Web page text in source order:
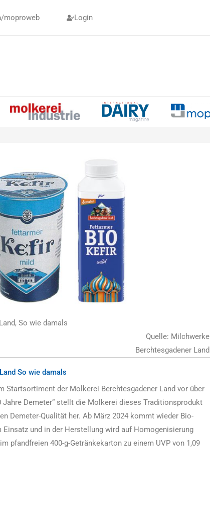
moproweb Login
So wie damals
Quelle: Milchwerke
Berchtesgadener Land
So wie damals
Startsortiment der Molkerei Berchtesgadener Land vor über
Jahre Demeter“ stellt die Molkerei dieses Traditionsprodukt
Demeter-Qualität her. Ab März 2024 kommt wieder Bio-
und in der Herstellung wird auf Homogenisierung
pfandfreien 400-g-Getränkekarton zu einem UVP von 1,09